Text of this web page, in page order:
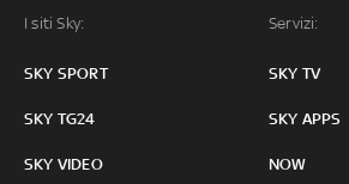
I siti Sky:
SKY SPORT
SKY TG24
SKY VIDEO
Servizi:
SKY TV
SKY APPS
NOW